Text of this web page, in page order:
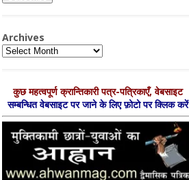
Archives
Archives
कुछ महत्‍वपूर्ण क्रान्तिकारी पत्र-पत्रिकाएँ, वेबसाइट
सम्‍बन्धित वेबसाइट पर जाने के लिए फ़ोटो पर क्लिक करें